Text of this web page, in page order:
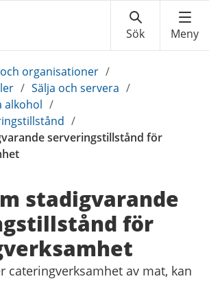
organisationer /
/ Sälja och servera /
alkohol /
/
serveringstillstånd för
stadigvarande
för
cateringverksamhet av mat, kan